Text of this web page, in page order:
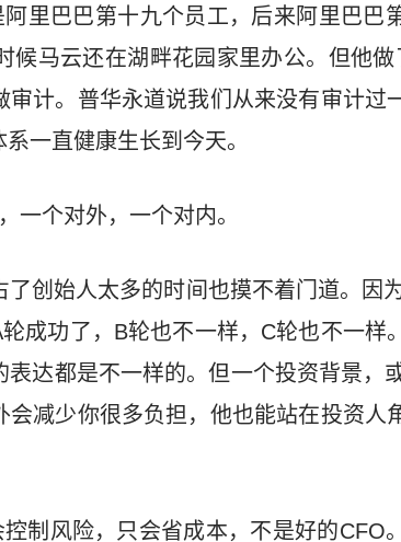
里巴巴第十九个员工，后来阿里巴巴
候马云还在湖畔花园家里办公。但他
计。普华永道说我们从来没有审计过
一直健康生长到今天。
一个对外，一个对内。
了创始人太多的时间也摸不着门道。因
成功了，B轮也不一样，C轮也不一样
达都是不一样的。但一个投资背景，
减少你很多负担，他也能站在投资人
制风险，只会省成本，不是好的CFO